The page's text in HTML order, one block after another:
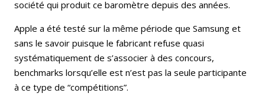
société qui produit ce baromètre depuis des années.
Apple a été testé sur la même période que Samsung et
sans le savoir puisque le fabricant refuse quasi
systématiquement de s’associer à des concours,
benchmarks lorsqu’elle est n’est pas la seule participante
à ce type de “compétitions”.